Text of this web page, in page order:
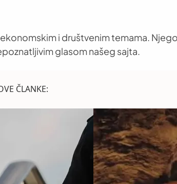
i društvenim temama.
glasom našeg sajta.
ČLANKE: